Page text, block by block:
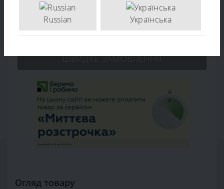
+
ДО КОШИКА
ШВИДКЕ ЗАМОВЛЕННЯ
Огляд товару
Russian Українська